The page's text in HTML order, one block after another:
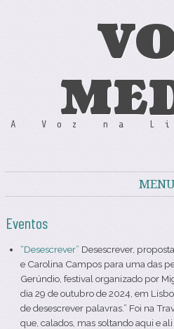
A Voz na
Eventos
“Desescrever” Desescrever,
e Carolina Campos para uma das
Gerúndio, festival organizado por
dia 29 de outubro de 2024, em
de desescrever palavras.” Foi na
que, calados, mas soltando aqui e ali